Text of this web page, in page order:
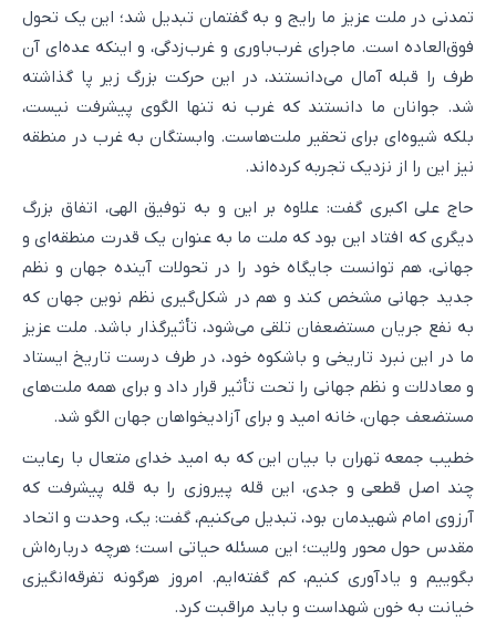
تمدنی در ملت عزیز ما رایج و به گفتمان تبدیل شد؛ این یک تحول
فوق‌العاده است. ماجرای غرب‌باوری و غرب‌زدگی، و اینکه عده‌ای آن
طرف را قبله آمال می‌دانستند، در این حرکت بزرگ زیر پا گذاشته
شد. جوانان ما دانستند که غرب نه تنها الگوی پیشرفت نیست،
بلکه شیوه‌ای برای تحقیر ملت‌هاست. وابستگان به غرب در منطقه
نیز این را از نزدیک تجربه کرده‌اند.
حاج علی اکبری گفت: علاوه بر این و به توفیق الهی، اتفاق بزرگ
دیگری که افتاد این بود که ملت ما به عنوان یک قدرت منطقه‌ای و
جهانی، هم توانست جایگاه خود را در تحولات آینده جهان و نظم
جدید جهانی مشخص کند و هم در شکل‌گیری نظم نوین جهان که
به نفع جریان مستضعفان تلقی می‌شود، تأثیرگذار باشد. ملت عزیز
ما در این نبرد تاریخی و باشکوه خود، در طرف درست تاریخ ایستاد
و معادلات و نظم جهانی را تحت تأثیر قرار داد و برای همه ملت‌های
مستضعف جهان، خانه امید و برای آزادیخواهان جهان الگو شد.
خطیب جمعه تهران با بیان این که به امید خدای متعال با رعایت
چند اصل قطعی و جدی، این قله پیروزی را به قله پیشرفت که
آرزوی امام شهیدمان بود، تبدیل می‌کنیم، گفت: یک، وحدت و اتحاد
مقدس حول محور ولایت؛ این مسئله حیاتی است؛ هرچه درباره‌اش
بگوییم و یادآوری کنیم، کم گفته‌ایم. امروز هرگونه تفرقه‌انگیزی
خیانت به خون شهداست و باید مراقبت کرد.